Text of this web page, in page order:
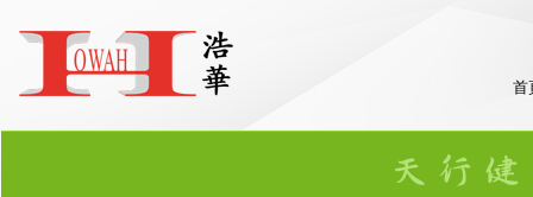
首